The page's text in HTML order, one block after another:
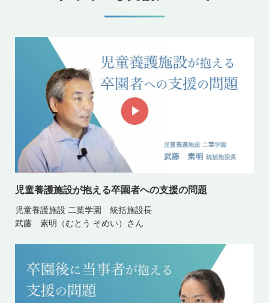
児童養護施設が抱える卒園者への支援の問題
児童養護施設 二葉学園 統括施設長
武藤 素明（むとう そめい）さん